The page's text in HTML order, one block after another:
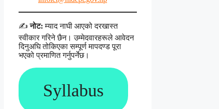
✍️नोट: म्याद नाघी आएको दरखास्त
स्वीकार गरिने छैन। उम्मेदवारहरूले आवेदन
दिनुअघि तोकिएका सम्पूर्ण मापदण्ड पूरा
भएको प्रमाणित गर्नुपर्नेछ।
Syllabus